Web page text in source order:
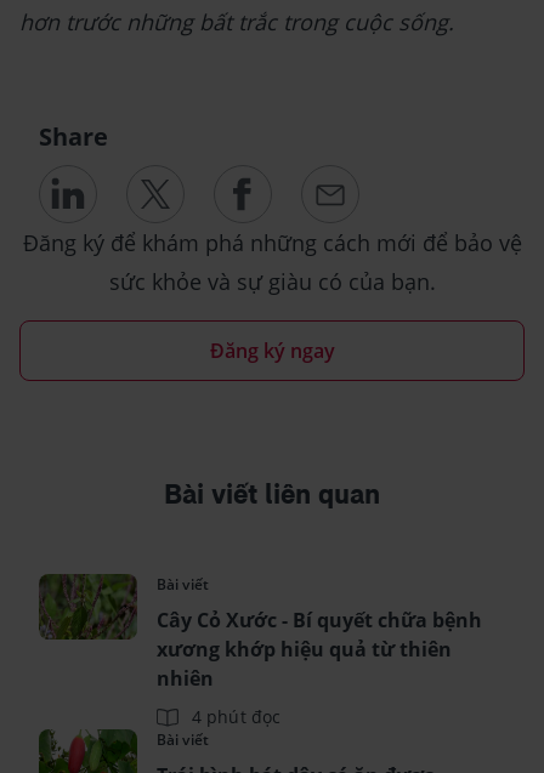
hơn trước những bất trắc trong cuộc sống.
Share
Đăng ký để khám phá những cách mới để bảo vệ
sức khỏe và sự giàu có của bạn.
Đăng ký ngay
Bài viết liên quan
Bài viết
Cây Cỏ Xước - Bí quyết chữa bệnh
xương khớp hiệu quả từ thiên
nhiên
4 phút đọc
Bài viết